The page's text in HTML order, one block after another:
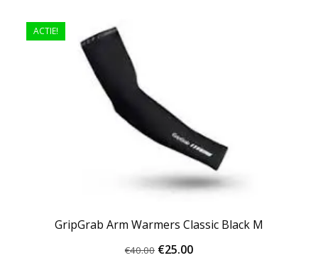
ACTIE!
GripGrab Arm Warmers Classic Black M
€40.00 Oorspronkelijke
€25.00Huidige